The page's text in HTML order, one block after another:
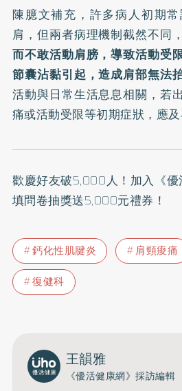
陳臆文補充，許多病人初期
肩，但兩者病理機制截然不同
而不敢活動肩膀，導致活動受
節囊沾黏引起，造成肩部無法
活動與日常生活息息相關，若
痛或活動受限等初期症狀，應及
歡慶好友破5,000人！加入 《
填問卷抽獎送5,000元禮券！
鈣化性肌腱炎 肩頸痠痛
復健科
王韻雅
《優活健康網》採訪編輯